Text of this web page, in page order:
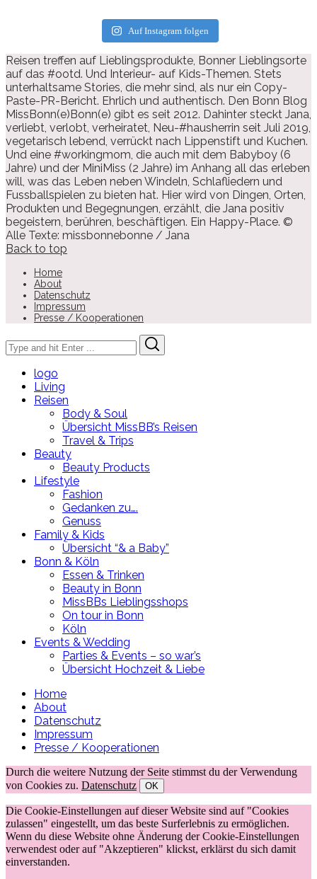
Auf Instagram folgen
Reisen treffen auf Lieblingsprodukte, Bonner Lieblingsorte
auf das #ootd. Und Interieur- auf Kids-Themen. Stets
unterhaltsame Stories, die mehr sind, als nur ein Copy-
Paste-PR-Bericht. Ehrlich und authentisch. Den Bonn Blog
MissBonn(e)Bonn(e) gibt es seit 2012. Dahinter steckt Jana,
verliebt, verlobt, verheiratet, Neu-#hausherrin seit Juli 2019,
vegetarisch lebend, verrückt nach Lippenstift und Kuchen.
Und eine #workingmom, die auch mit dem Babyboy (6
Jahre) und der MiniMiss (2 Jahre) im Anhang all das erleben
will, was das Leben neben Windeln, Schlafliedern und
Fussballspielen zu bieten hat. Hier wird von Dingen, Orten,
Produkten und Begegnungen, erzählt, die Jana positiv
begeistern, berühren, beschäftigen. Ein Happy-Place. ©
Alle Texte: missbonnebonne / Jana
Back to top
Home
About
Datenschutz
Impressum
Presse / Kooperationen
Search
for:
logo
Living
Reisen
Body & Soul
Übersicht MissBB’s Reisen
Travel & Trips
Beauty
Beauty Products
Lifestyle
Fashion
Gedanken zu….
Genuss
Family & Kids
Übersicht “& a Baby”
Bonn & Köln
Essen & Trinken
Beauty in Bonn
MissBBs Lieblingsshops
On tour in Bonn
Köln
Events & Wedding
Parties & Events – so war’s
Übersicht Hochzeit & Liebe
Home
About
Datenschutz
Impressum
Presse / Kooperationen
Durch die weitere Nutzung der Seite stimmst du der Verwendung
von Cookies zu. Datenschutz OK
Die Cookie-Einstellungen auf dieser Website sind auf "Cookies
zulassen" eingestellt, um das beste Surferlebnis zu ermöglichen.
Wenn du diese Website ohne Änderung der Cookie-Einstellungen
verwendest oder auf "Akzeptieren" klickst, erklärst du sich damit
einverstanden.